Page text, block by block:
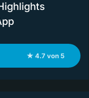
★ 4.7 von 5